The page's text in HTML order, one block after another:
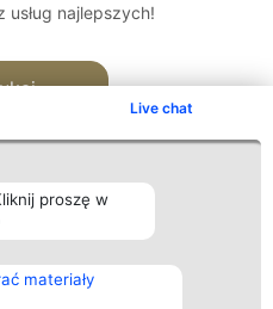
Live chat
proszę w
materiały
najlepszych!
Kontakt
Kontakt